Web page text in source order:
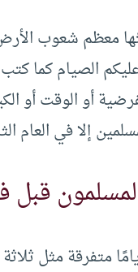
معظم شعوب الأرض
أو الوقت أو
إلا في العام
متفرقة مثل